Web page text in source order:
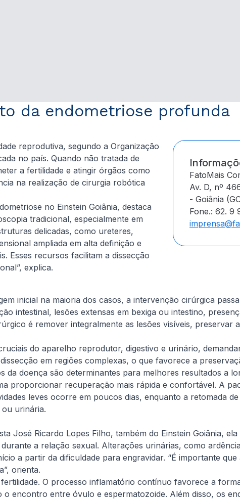
da endometriose profunda
reprodutiva, segundo a Organização
no país. Quando não tratada de
a fertilidade e atingir órgãos como
na realização de cirurgia robótica
no Einstein Goiânia, destaca
tradicional, especialmente em
delicadas, como ureteres,
ampliada em alta definição e
Esses recursos facilitam a dissecção
explica.
FatoMais
Av. D, nº
- Goiânia
Fone.: 62. 9
inicial na maioria dos casos, a intervenção cirúrgica
intestinal, lesões extensas em bexiga ou intestino,
é remover integralmente as lesões visíveis, preservar
do aparelho reprodutor, digestivo e urinário,
em regiões complexas, o que favorece a
doença são determinantes para melhores resultados a
proporcionar recuperação mais rápida e confortável. A
leves ocorre em poucos dias, enquanto a retomada
urinária.
José Ricardo Lopes Filho, também do Einstein Goiânia,
a relação sexual. Alterações urinárias, como
a partir da dificuldade para engravidar. “É importante
orienta.
O processo inflamatório contínuo favorece a
encontro entre óvulo e espermatozoide. Além disso, os